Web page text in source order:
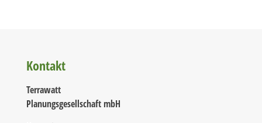
Kontakt
Terrawatt
Planungsgesellschaft mbH